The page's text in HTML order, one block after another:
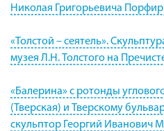
Николая Григорьевича
«Толстой – сеятель».
музея Л.Н. Толстого на
«Балерина» с ротонды
(Тверская) и Тверскому
скульптор Георгий Иванович